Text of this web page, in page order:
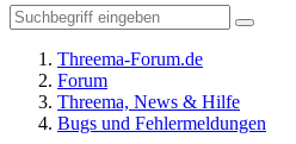
Threema-Forum.de
Forum
Threema, News & Hilfe
Bugs und Fehlermeldungen